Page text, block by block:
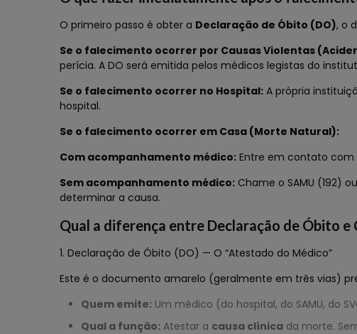
O primeiro passo é obter a Declaração de Óbito (DO), o
Se o falecimento ocorrer por Causas Violentas
perícia. A DO será emitida pelos médicos legistas do
Se o falecimento ocorrer no Hospital: A própria
hospital.
Se o falecimento ocorrer em Casa (Morte Natural):
Com acompanhamento médico: Entre em contato com
Sem acompanhamento médico: Chame o SAMU (192)
determinar a causa.
Qual a diferença entre Declaração de Óbito
1. Declaração de Óbito (DO) — O “Atestado do Médico”
Este é o documento amarelo (geralmente em três vias)
Quem emite: Um médico (do hospital, do SAMU, do
Qual a função: Atestar a causa clínica da morte.